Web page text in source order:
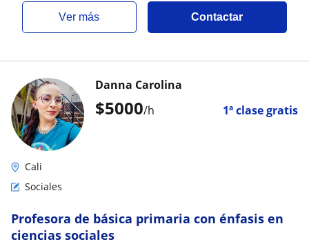
ver más Contactar
$5000/h 1ª clase gratis
Danna Carolina
Cali
Sociales
Profesora de básica primaria con énfasis en
ciencias sociales